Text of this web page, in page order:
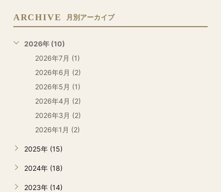
ARCHIVE 月別アーカイブ
2026年 (10)
2026年7月 (1)
2026年6月 (2)
2026年5月 (1)
2026年4月 (2)
2026年3月 (2)
2026年1月 (2)
2025年 (15)
2024年 (18)
2023年 (14)